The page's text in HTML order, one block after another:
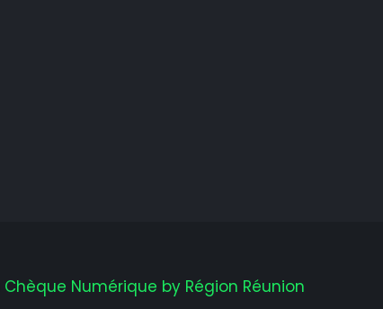
Chèque Numérique by Région Réunion